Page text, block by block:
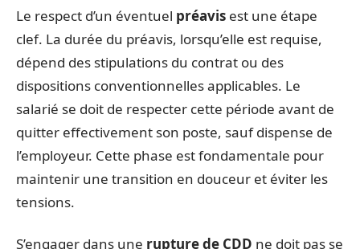
Le respect d’un éventuel préavis est une étape
clef. La durée du préavis, lorsqu’elle est requise,
dépend des stipulations du contrat ou des
dispositions conventionnelles applicables. Le
salarié se doit de respecter cette période avant de
quitter effectivement son poste, sauf dispense de
l’employeur. Cette phase est fondamentale pour
maintenir une transition en douceur et éviter les
tensions.
S’engager dans une rupture de CDD ne doit pas se